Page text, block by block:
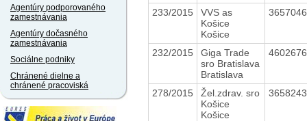
Agentúry podporovaného
zamestnávania
Agentúry dočasného
zamestnávania
Sociálne podniky
Chránené dielne a
chránené pracoviská
233/2015
VVS as
Košice
Košice
232/2015
Giga Trade
sro Bratislava
Bratislava
278/2015
Žel.zdrav. sro
Košice
Košice